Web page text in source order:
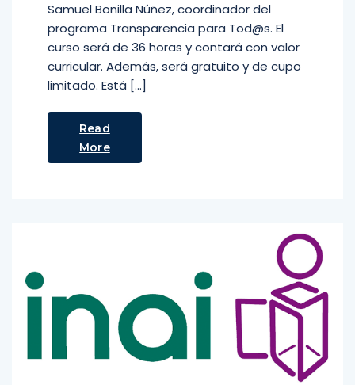
Samuel Bonilla Núñez, coordinador del
programa Transparencia para Tod@s. El
curso será de 36 horas y contará con valor
curricular. Además, será gratuito y de cupo
limitado. Está […]
Read
More